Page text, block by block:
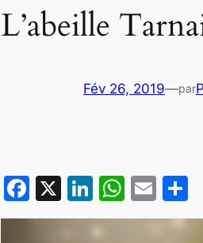
L’abeille
Fév 26, 2019—par
Facebook
X LinkedIn